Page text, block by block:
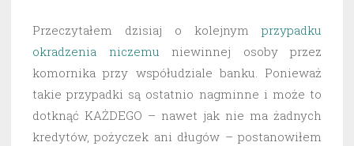
Przeczytałem dzisiaj o kolejnym przypadku
okradzenia niczemu niewinnej osoby przez
komornika przy współudziale banku. Ponieważ
takie przypadki są ostatnio nagminne i może to
dotknąć KAŻDEGO – nawet jak nie ma żadnych
kredytów, pożyczek ani długów – postanowiłem